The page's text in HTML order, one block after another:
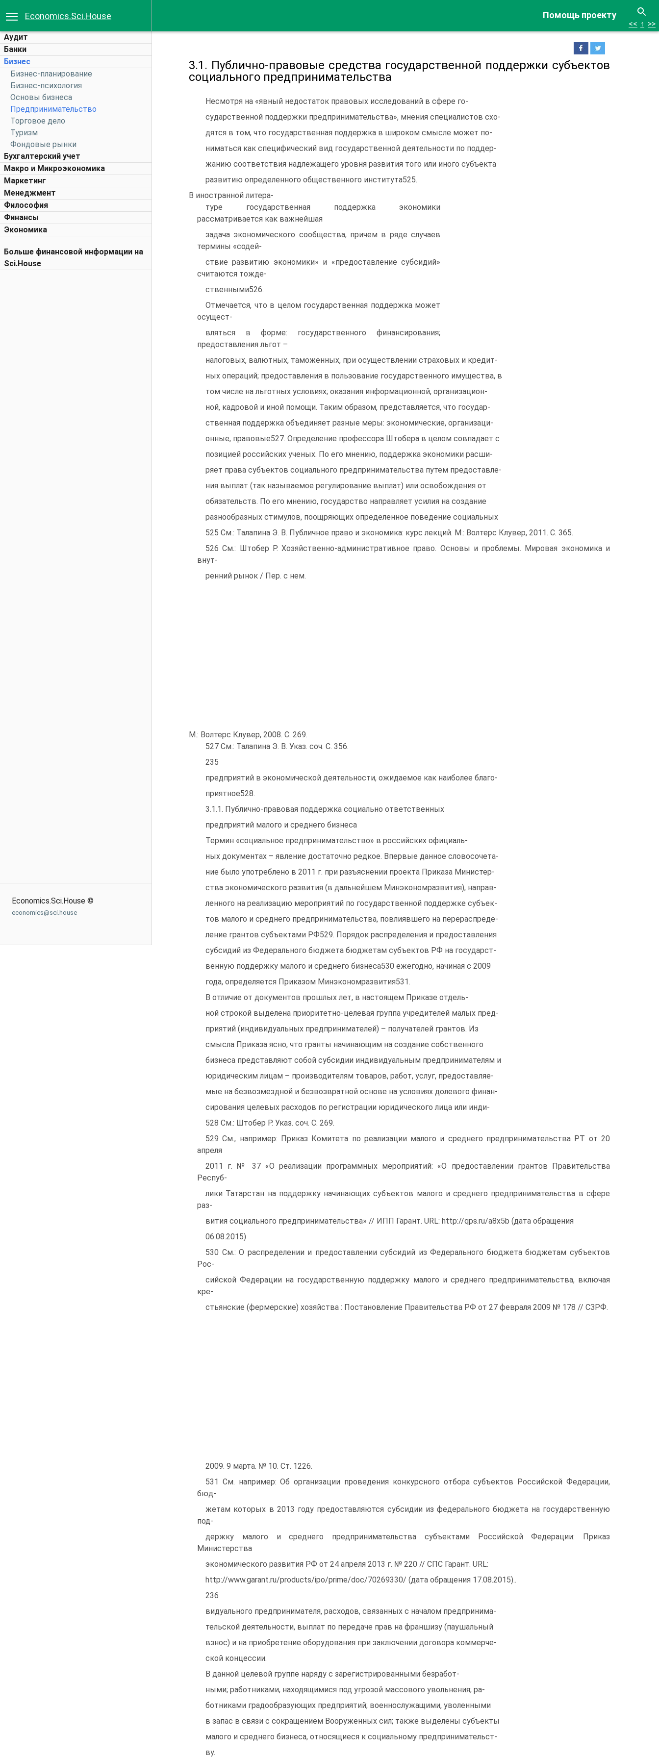
Помощь проекту
Economics.Sci.House
Аудит
Банки
Бизнес
Бизнес-планирование
Бизнес-психология
Основы бизнеса
Предпринимательство
Торговое дело
Туризм
Фондовые рынки
Бухгалтерский учет
Макро и Микроэкономика
Маркетинг
Менеджмент
Философия
Финансы
Экономика
Больше финансовой информации на
Sci.House
Economics.Sci.House ©
economics@sci.house
<< ↑ >>
3.1. Публично-правовые средства государственной поддержки субъектов
социального предпринимательства
Несмотря на «явный недостаток правовых исследований в сфере го-
сударственной поддержки предпринимательства», мнения специалистов схо-
дятся в том, что государственная поддержка в широком смысле может по-
ниматься как специфический вид государственной деятельности по поддер-
жанию соответствия надлежащего уровня развития того или иного субъекта
развитию определенного общественного института525.
В иностранной литера-
туре государственная поддержка экономики
рассматривается как важнейшая
задача экономического сообщества, причем в ряде случаев
термины «содей-
ствие развитию экономики» и «предоставление субсидий»
считаются тожде-
ственными526.
Отмечается, что в целом государственная поддержка может
осущест-
вляться в форме: государственного финансирования;
предоставления льгот –
налоговых, валютных, таможенных, при осуществлении страховых и кредит-
ных операций; предоставления в пользование государственного имущества, в
том числе на льготных условиях; оказания информационной, организацион-
ной, кадровой и иной помощи. Таким образом, представляется, что государ-
ственная поддержка объединяет разные меры: экономические, организаци-
онные, правовые527. Определение профессора Штобера в целом совпадает с
позицией российских ученых. По его мнению, поддержка экономики расши-
ряет права субъектов социального предпринимательства путем предоставле-
ния выплат (так называемое регулирование выплат) или освобождения от
обязательств. По его мнению, государство направляет усилия на создание
разнообразных стимулов, поощряющих определенное поведение социальных
525 См.: Талапина Э. В. Публичное право и экономика: курс лекций. М.: Волтерс Клувер, 2011. С. 365.
526 См.: Штобер Р. Хозяйственно-административное право. Основы и проблемы. Мировая экономика и
внут-
ренний рынок / Пер. с нем.
М.: Волтерс Клувер, 2008. С. 269.
527 См.: Талапина Э. В. Указ. соч. С. 356.
235
предприятий в экономической деятельности, ожидаемое как наиболее благо-
приятное528.
3.1.1. Публично-правовая поддержка социально ответственных
предприятий малого и среднего бизнеса
Термин «социальное предпринимательство» в российских официаль-
ных документах – явление достаточно редкое. Впервые данное словосочета-
ние было употреблено в 2011 г. при разъяснении проекта Приказа Министер-
ства экономического развития (в дальнейшем Минэкономразвития), направ-
ленного на реализацию мероприятий по государственной поддержке субъек-
тов малого и среднего предпринимательства, повлиявшего на перераспреде-
ление грантов субъектами РФ529. Порядок распределения и предоставления
субсидий из Федерального бюджета бюджетам субъектов РФ на государст-
венную поддержку малого и среднего бизнеса530 ежегодно, начиная с 2009
года, определяется Приказом Минэкономразвития531.
В отличие от документов прошлых лет, в настоящем Приказе отдель-
ной строкой выделена приоритетно-целевая группа учредителей малых пред-
приятий (индивидуальных предпринимателей) – получателей грантов. Из
смысла Приказа ясно, что гранты начинающим на создание собственного
бизнеса представляют собой субсидии индивидуальным предпринимателям и
юридическим лицам – производителям товаров, работ, услуг, предоставляе-
мые на безвозмездной и безвозвратной основе на условиях долевого финан-
сирования целевых расходов по регистрации юридического лица или инди-
528 См.: Штобер Р. Указ. соч. С. 269.
529 См., например: Приказ Комитета по реализации малого и среднего предпринимательства РТ от 20
апреля
2011 г. № 37 «О реализации программных мероприятий: «О предоставлении грантов Правительства
Респуб-
лики Татарстан на поддержку начинающих субъектов малого и среднего предпринимательства в сфере
раз-
вития социального предпринимательства» // ИПП Гарант. URL: http://qps.ru/a8x5b (дата обращения
06.08.2015)
530 См.: О распределении и предоставлении субсидий из Федерального бюджета бюджетам субъектов
Рос-
сийской Федерации на государственную поддержку малого и среднего предпринимательства, включая
кре-
стьянские (фермерские) хозяйства : Постановление Правительства РФ от 27 февраля 2009 № 178 // СЗРФ.
2009. 9 марта. № 10. Ст. 1226.
531 См. например: Об организации проведения конкурсного отбора субъектов Российской Федерации,
бюд-
жетам которых в 2013 году предоставляются субсидии из федерального бюджета на государственную
под-
держку малого и среднего предпринимательства субъектами Российской Федерации: Приказ
Министерства
экономического развития РФ от 24 апреля 2013 г. № 220 // СПС Гарант. URL:
http://www.garant.ru/products/ipo/prime/doc/70269330/ (дата обращения 17.08.2015)..
236
видуального предпринимателя, расходов, связанных с началом предпринима-
тельской деятельности, выплат по передаче прав на франшизу (паушальный
взнос) и на приобретение оборудования при заключении договора коммерче-
ской концессии.
В данной целевой группе наряду с зарегистрированными безработ-
ными; работниками, находящимися под угрозой массового увольнения; ра-
ботниками градообразующих предприятий; военнослужащими, уволенными
в запас в связи с сокращением Вооруженных сил; также выделены субъекты
малого и среднего бизнеса, относящиеся к социальному предпринимательст-
ву.